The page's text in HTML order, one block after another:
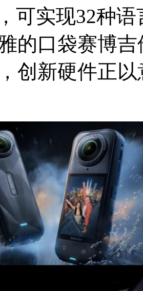
可实现32种
的口袋赛博
创新硬件正